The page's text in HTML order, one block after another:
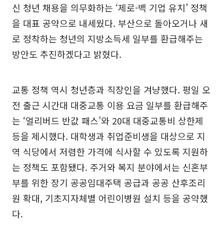
신 청년 채용을 의무화하는 ‘제로-백 기업 유치’ 정책
을 대표 공약으로 내세웠다. 부산으로 돌아오거나 새
로 정착하는 청년의 지방소득세 일부를 환급해주는
방안도 추진하겠다고 밝혔다.
교통 정책 역시 청년층과 직장인을 겨냥했다. 평일 오
전 출근 시간대 대중교통 이용 요금 일부를 환급해주
는 ‘얼리버드 반값 패스’와 20대 대중교통비 상한제
등을 제시했다. 대학생과 취업준비생을 대상으로 지
역 식당에서 저렴한 가격에 식사할 수 있도록 지원하
는 정책도 포함됐다. 주거와 복지 분야에서는 신혼부
부를 위한 장기 공공임대주택 공급과 공공 산후조리
원 확대, 기초지자체별 어린이병원 설치 등을 공약했
다.